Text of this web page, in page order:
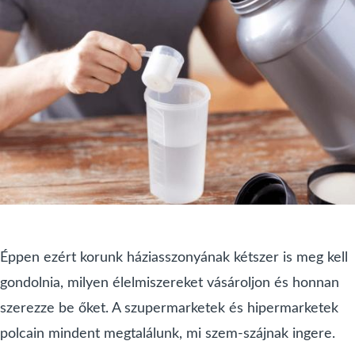
Éppen ezért korunk háziasszonyának kétszer is meg kell
gondolnia, milyen élelmiszereket vásároljon és honnan
szerezze be őket. A szupermarketek és hipermarketek
polcain mindent megtalálunk, mi szem-szájnak ingere.